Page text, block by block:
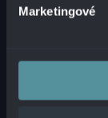
Marketingové